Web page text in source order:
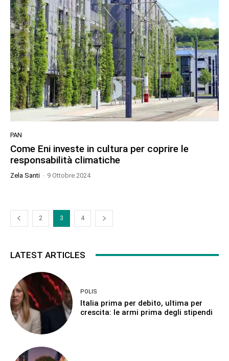
PAN
Come Eni investe in cultura per coprire le
responsabilità climatiche
Zela Santi - 9 Ottobre 2024
2 3 4
LATEST ARTICLES
POLIS
Italia prima per debito, ultima per
crescita: le armi prima degli stipendi